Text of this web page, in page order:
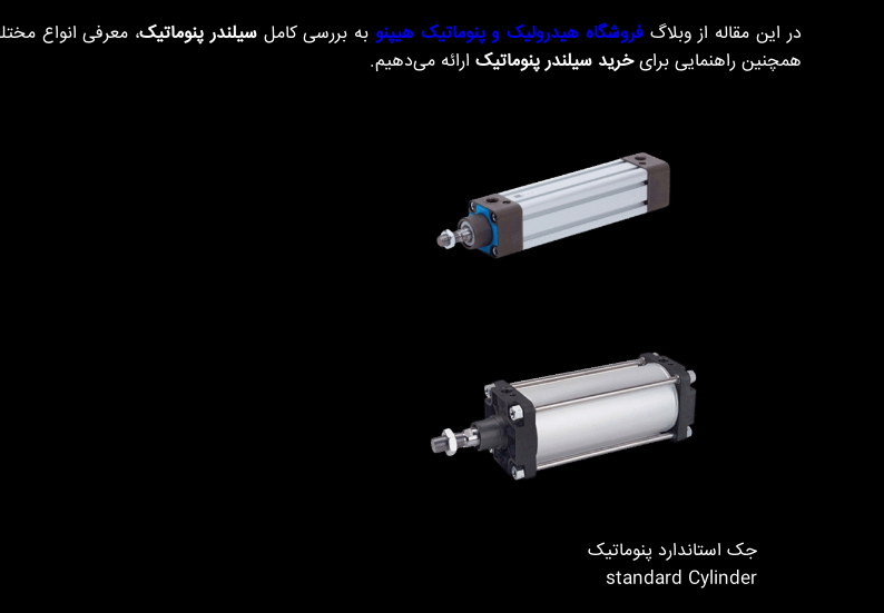
در این مقاله از وبلاگفروشگاه هیدرولیک و پنوماتیک هیپنو به بررسی کاملسیلندر پنوماتیک، معرفی انواع
همچنین راهنمایی برایخرید سیلندر پنوماتیک ارائه می‌دهیم.
جک استاندارد پنوماتیک
standard Cylinder